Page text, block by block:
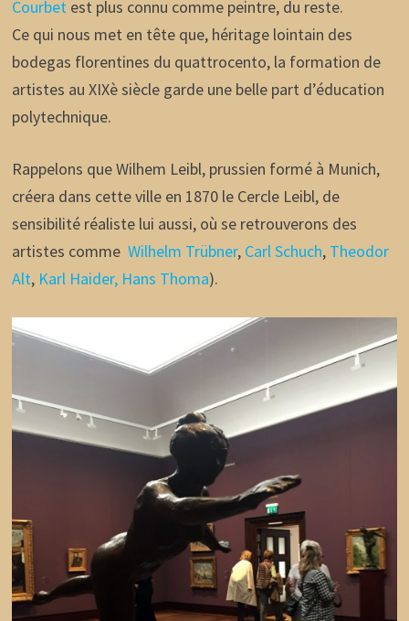
Courbetest plus connu comme peintre, du reste.
Ce qui nous met en tête que, héritage lointain des
bodegas florentines du quattrocento, la formation de
artistes au XIXè siècle garde une belle part d’éducation
polytechnique.
Rappelons que Wilhem Leibl, prussien formé à Munich,
créera dans cette ville en 1870 le Cercle Leibl, de
sensibilité réaliste lui aussi, où se retrouverons des
artistes comme Wilhelm Trübner, Carl Schuch, Theodor
Alt, Karl Haider, Hans Thoma).